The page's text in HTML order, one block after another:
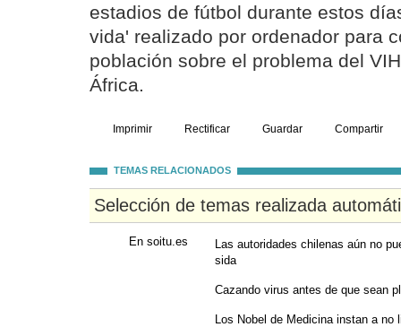
estadios de fútbol durante estos
vida' realizado por ordenador para
población sobre el problema del
África.
Imprimir Rectificar Guardar Compartir
TEMAS RELACIONADOS
Selección de temas realizada
En soitu.es
Las autoridades chilenas aún no
sida
Cazando virus antes de que sean
Los Nobel de Medicina instan a